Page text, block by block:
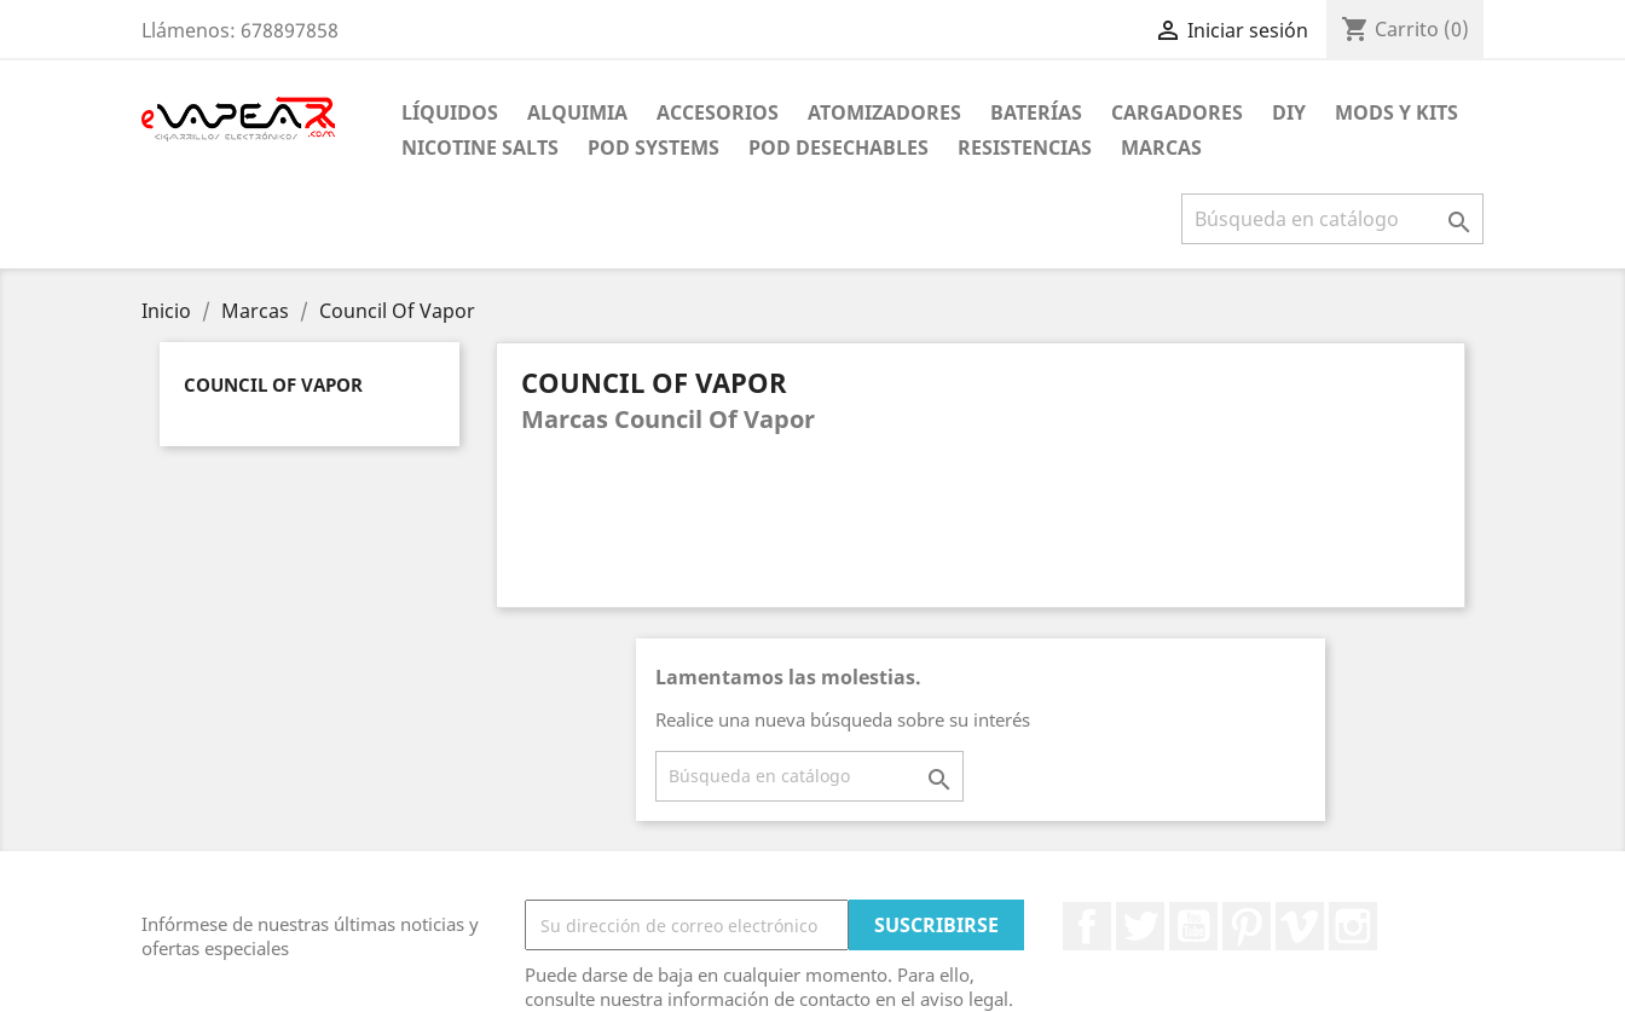
Llámenos: 678897858  Iniciar sesión shopping_cart Carrito (0)
LÍQUIDOS ALQUIMIA ACCESORIOS ATOMIZADORES BATERÍAS CARGADORES DIY
MODS Y KITS
NICOTINE SALTS
POD SYSTEMS POD DESECHABLES RESISTENCIAS MARCAS

Inicio Marcas Council Of Vapor
COUNCIL OF VAPOR COUNCIL OF VAPOR
Marcas Council Of Vapor
Lamentamos las molestias.
Realice una nueva búsqueda sobre su interés

Infórmese de nuestras últimas noticias y
ofertas especiales
Puede darse de baja en cualquier momento. Para ello,
consulte nuestra información de contacto en el aviso legal.